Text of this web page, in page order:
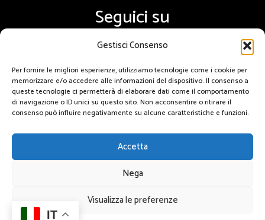
Gestisci Consenso
Per fornire le migliori esperienze, utilizziamo tecnologie come i cookie per
memorizzare e/o accedere alle informazioni del dispositivo. Il consenso a
queste tecnologie ci permetterà di elaborare dati come il comportamento
di navigazione o ID unici su questo sito. Non acconsentire o ritirare il
consenso può influire negativamente su alcune caratteristiche e funzioni.
Accetta
Nega
Visualizza le preferenze
Seguici su
Via Giuseppe la Farina, 261
Messina, Italy
Copyright © 2026 Effeauto P.IVA 02954620833 |
| Realizzato da
Chi siamo
IT